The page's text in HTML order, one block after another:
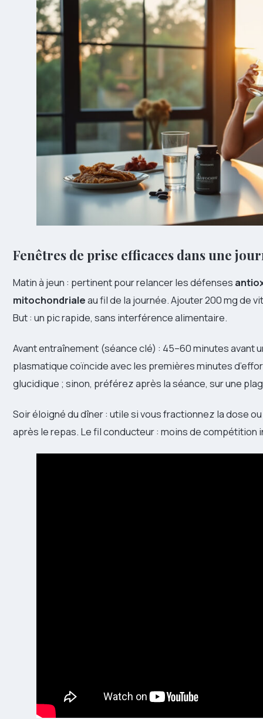
Fenêtres de prise efficaces dans une
Matin à jeun : pertinent pour relancer les défenses
mitochondrialeau fil de la journée. Ajouter 200 mg de
But : un pic rapide, sans interférence alimentaire.
Avant entraînement (séance clé) : 45–60 minutes avant
plasmatique coïncide avec les premières minutes
glucidique ; sinon, préférez après la séance, sur une
Soir éloigné du dîner : utile si vous fractionnez la dose
après le repas. Le fil conducteur : moins de compétition